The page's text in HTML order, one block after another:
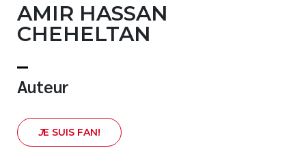
Romans
Cuisine
Littérature jeunesse
Famille
Culture générale
AMIR HASSAN
CHEHELTAN
Auteur
JE SUIS FAN!